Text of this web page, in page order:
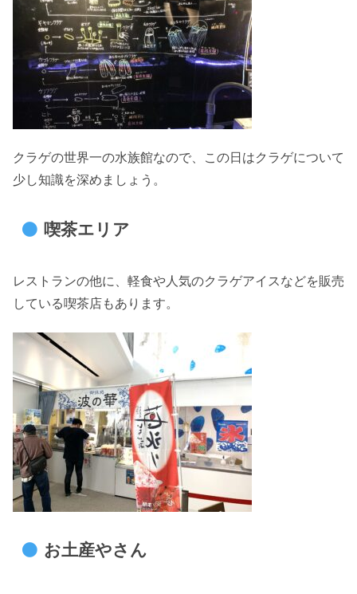
クラゲの世界一の水族館なので、この日はクラゲについて
少し知識を深めましょう。
喫茶エリア
レストランの他に、軽食や人気のクラゲアイスなどを販売
している喫茶店もあります。
お土産やさん